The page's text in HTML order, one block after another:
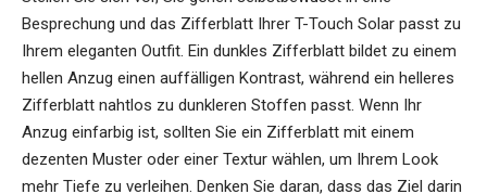
Besprechung und das Zifferblatt Ihrer T-Touch Solar passt zu
Ihrem eleganten Outfit. Ein dunkles Zifferblatt bildet zu einem
hellen Anzug einen auffälligen Kontrast, während ein helleres
Zifferblatt nahtlos zu dunkleren Stoffen passt. Wenn Ihr
Anzug einfarbig ist, sollten Sie ein Zifferblatt mit einem
dezenten Muster oder einer Textur wählen, um Ihrem Look
mehr Tiefe zu verleihen. Denken Sie daran, dass das Ziel darin